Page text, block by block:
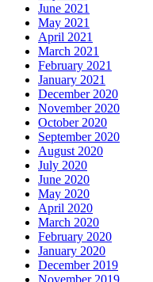
June 2021
May 2021
April 2021
March 2021
February 2021
January 2021
December 2020
November 2020
October 2020
September 2020
August 2020
July 2020
June 2020
May 2020
April 2020
March 2020
February 2020
January 2020
December 2019